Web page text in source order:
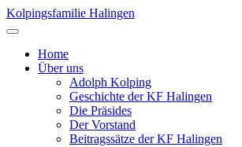
Kolpingsfamilie Halingen
Home
Über uns
Adolph Kolping
Geschichte der KF Halingen
Die Präsides
Der Vorstand
Beitragssätze der KF Halingen